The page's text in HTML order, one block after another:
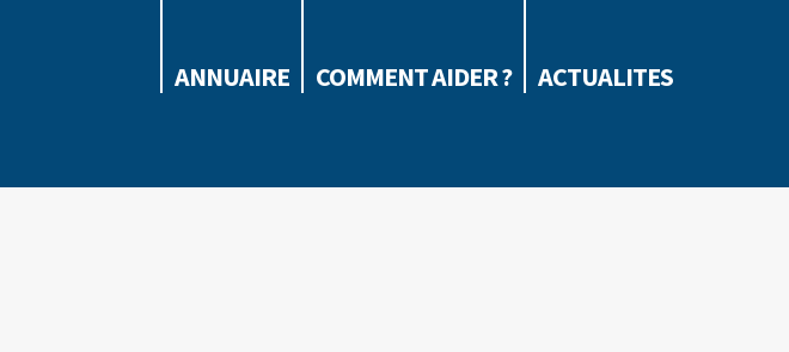
ANNUAIRE COMMENT AIDER ? ACTUALITES